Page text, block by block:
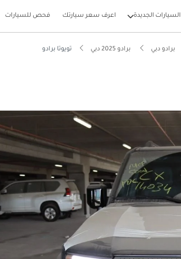
السيارات الجديدة اعرف سعر سيارتك فحص للسيارات
برادو دبي برادو 2025 دبي تويوتا برادو